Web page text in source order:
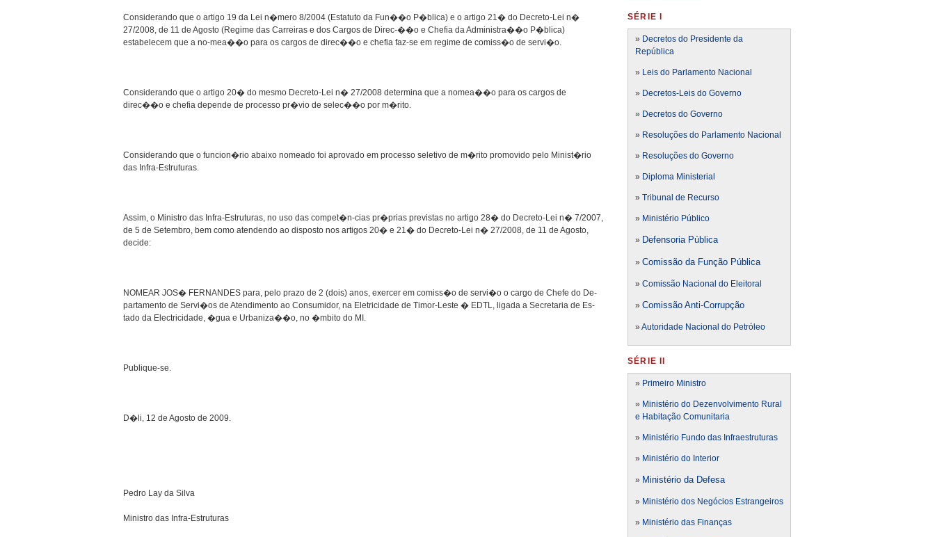
Considerando que o artigo 19 da Lei n�mero 8/2004 (Estatuto da Fun��o P�blica) e o artigo 21� do Decreto-Lei n�
27/2008, de 11 de Agosto (Regime das Carreiras e dos Cargos de Direc-��o e Chefia da Administra��o P�blica)
estabelecem que a no-mea��o para os cargos de direc��o e chefia faz-se em regime de comiss�o de servi�o.
Considerando que o artigo 20� do mesmo Decreto-Lei n� 27/2008 determina que a nomea��o para os cargos de
direc��o e chefia depende de processo pr�vio de selec��o por m�rito.
Considerando que o funcion�rio abaixo nomeado foi aprovado em processo seletivo de m�rito promovido pelo Minist�rio
das Infra-Estruturas.
Assim, o Ministro das Infra-Estruturas, no uso das compet�n-cias pr�prias previstas no artigo 28� do Decreto-Lei n� 7/2007,
de 5 de Setembro, bem como atendendo ao disposto nos artigos 20� e 21� do Decreto-Lei n� 27/2008, de 11 de Agosto,
decide:
NOMEAR JOS� FERNANDES para, pelo prazo de 2 (dois) anos, exercer em comiss�o de servi�o o cargo de Chefe do De-
partamento de Servi�os de Atendimento ao Consumidor, na Eletricidade de Timor-Leste � EDTL, ligada a Secretaria de Es-
tado da Electricidade, �gua e Urbaniza��o, no �mbito do MI.
Publique-se.
D�li, 12 de Agosto de 2009.
Pedro Lay da Silva
Ministro das Infra-Estruturas
SÉRIE I
» Decretos do Presidente da
República
» Leis do Parlamento Nacional
» Decretos-Leis do Governo
» Decretos do Governo
» Resoluções do Parlamento Nacional
» Resoluções do Governo
» Diploma Ministerial
» Tribunal de Recurso
» Ministério Público
» Defensoria Pública
» Comissão da Função Pública
» Comissão Nacional do Eleitoral
» Comissão Anti-Corrupção
» Autoridade Nacional do Petróleo
SÉRIE II
» Primeiro Ministro
» Ministério do Dezenvolvimento Rural
e Habitação Comunitaria
» Ministério Fundo das Infraestruturas
» Ministério do Interior
» Ministério da Defesa
» Ministério dos Negócios Estrangeiros
» Ministério das Finanças